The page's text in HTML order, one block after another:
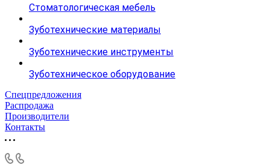
Стоматологическая мебель
Зуботехнические материалы
Зуботехнические инструменты
Зуботехническое оборудование
Спецпредложения
Распродажа
Производители
Контакты